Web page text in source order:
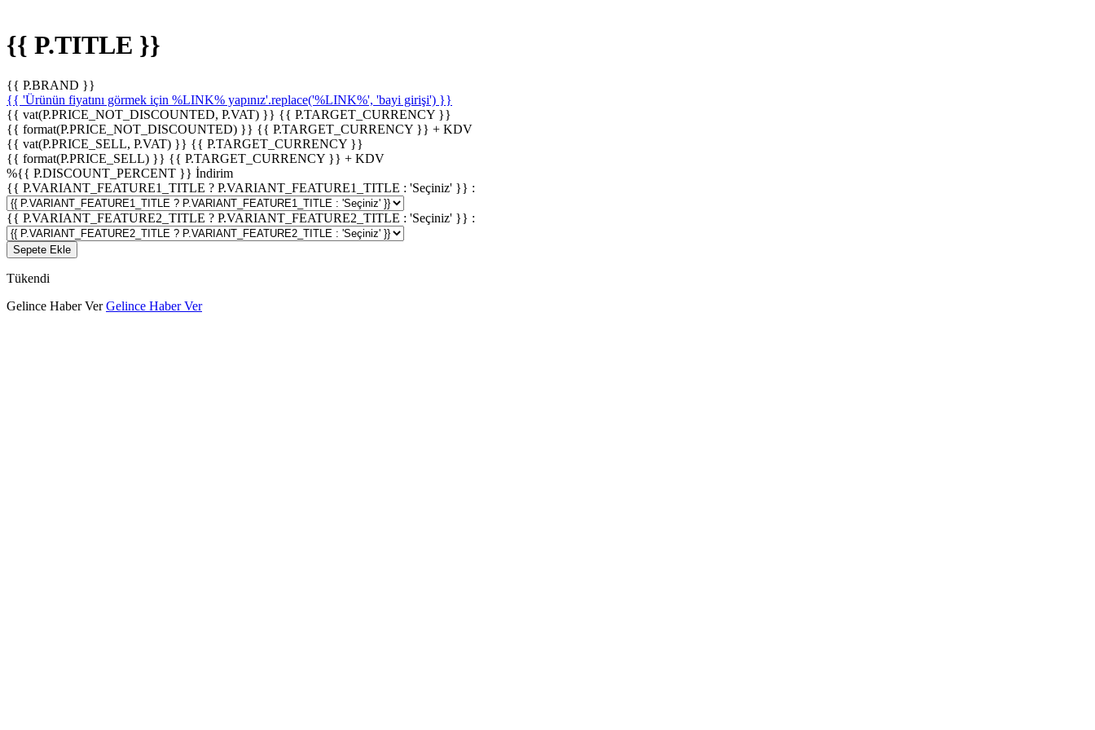
{{ P.TITLE }}
{{ P.BRAND }}
{{ 'Ürünün fiyatını görmek için %LINK% yapınız'.replace('%LINK%', 'bayi girişi') }}
{{ vat(P.PRICE_NOT_DISCOUNTED, P.VAT) }} {{ P.TARGET_CURRENCY }}
{{ format(P.PRICE_NOT_DISCOUNTED) }} {{ P.TARGET_CURRENCY }} + KDV
{{ vat(P.PRICE_SELL, P.VAT) }} {{ P.TARGET_CURRENCY }}
{{ format(P.PRICE_SELL) }} {{ P.TARGET_CURRENCY }} + KDV
%{{ P.DISCOUNT_PERCENT }} İndirim
{{ P.VARIANT_FEATURE1_TITLE ? P.VARIANT_FEATURE1_TITLE : 'Seçiniz' }} :
{{ P.VARIANT_FEATURE2_TITLE ? P.VARIANT_FEATURE2_TITLE : 'Seçiniz' }} :
Sepete Ekle
Tükendi
Gelince Haber Ver Gelince Haber Ver